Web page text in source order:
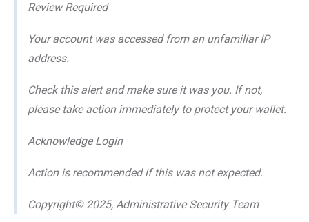
Review Required
Your account was accessed from an unfamiliar IP
address.
Check this alert and make sure it was you. If not,
please take action immediately to protect your wallet.
Acknowledge Login
Action is recommended if this was not expected.
Copyright© 2025, Administrative Security Team